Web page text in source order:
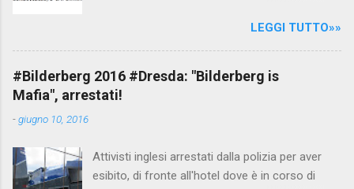
politica rispediti al mittente dai cittadini - perché
censurare avrebbe fatto perdere troppi
consensi ai vari governi - la CENSURA potrebbe
arrivare dall'Antitrust, ovvero l' Autorità garante
governo non c'è più Matteo Renzi ma il buon
Renziloni , controfigura di Renzi messo li per
LEGGI TUTTO»»
#Bilderberg 2016 #Dresda: "Bilderberg is
Mafia", arrestati!
-giugno 10, 2016
Attivisti inglesi arrestati dalla polizia per aver
esibito, di fronte all'hotel dove è in corso di